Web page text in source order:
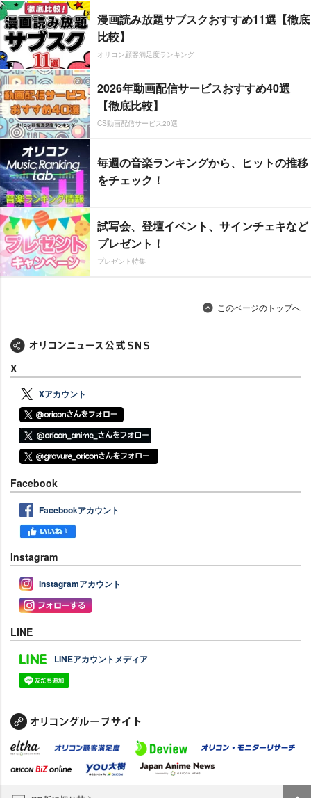
漫画読み放題サブスクおすすめ11選【徹底
比較】
オリコン顧客満足度ランキング
2026年動画配信サービスおすすめ40選
【徹底比較】
CS動画配信サービス20選
毎週の音楽ランキングから、ヒットの推移
をチェック！
試写会、登壇イベント、サインチェキなど
プレゼント！
プレゼント特集
このページのトップへ
X
Xアカウント
Facebook
Facebookアカウント
Instagram
Instagramアカウント
LINE
LINEアカウントメディア